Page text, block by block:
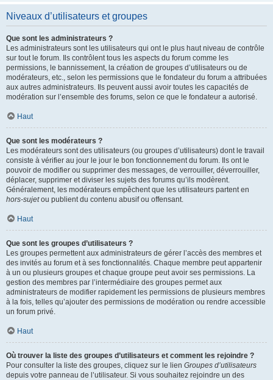
Niveaux d’utilisateurs et groupes
Que sont les administrateurs ?
Les administrateurs sont les utilisateurs qui ont le plus haut niveau de contrôle
sur tout le forum. Ils contrôlent tous les aspects du forum comme les
permissions, le bannissement, la création de groupes d’utilisateurs ou de
modérateurs, etc., selon les permissions que le fondateur du forum a attribuées
aux autres administrateurs. Ils peuvent aussi avoir toutes les capacités de
modération sur l’ensemble des forums, selon ce que le fondateur a autorisé.
Haut
Que sont les modérateurs ?
Les modérateurs sont des utilisateurs (ou groupes d’utilisateurs) dont le travail
consiste à vérifier au jour le jour le bon fonctionnement du forum. Ils ont le
pouvoir de modifier ou supprimer des messages, de verrouiller, déverrouiller,
déplacer, supprimer et diviser les sujets des forums qu’ils modèrent.
Généralement, les modérateurs empêchent que les utilisateurs partent en
hors-sujetou publient du contenu abusif ou offensant.
Haut
Que sont les groupes d’utilisateurs ?
Les groupes permettent aux administrateurs de gérer l’accès des membres et
des invités au forum et à ses fonctionnalités. Chaque membre peut appartenir
à un ou plusieurs groupes et chaque groupe peut avoir ses permissions. La
gestion des membres par l’intermédiaire des groupes permet aux
administrateurs de modifier rapidement les permissions de plusieurs membres
à la fois, telles qu’ajouter des permissions de modération ou rendre accessible
un forum privé.
Haut
Où trouver la liste des groupes d’utilisateurs et comment les rejoindre ?
Pour consulter la liste des groupes, cliquez sur le lien Groupes d’utilisateurs
depuis votre panneau de l’utilisateur. Si vous souhaitez rejoindre un des